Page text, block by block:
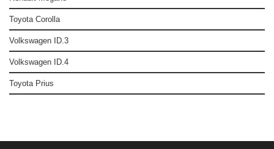
Toyota Corolla
Volkswagen ID.3
Volkswagen ID.4
Toyota Prius